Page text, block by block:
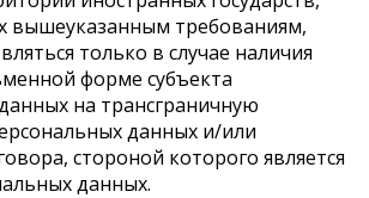
вышеуказанным требованиям,
только в случае наличия
форме субъекта
на трансграничную
данных и/или
стороной которого является
данных.